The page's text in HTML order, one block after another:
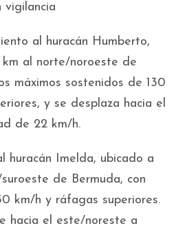
vigilancia
al huracán Humberto,
al norte/noroeste de
máximos sostenidos de 130
y se desplaza hacia el
de 22 km/h.
huracán Imelda, ubicado a
de Bermuda, con
km/h y ráfagas superiores.
hacia el este/noreste a